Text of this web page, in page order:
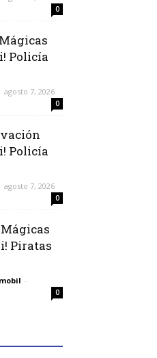
0
Policía
agosto 7, 2026
0
Policía
agosto 7, 2026
0
Piratas
-
0